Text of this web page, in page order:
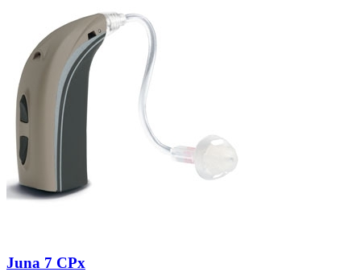
Juna 7 CPx